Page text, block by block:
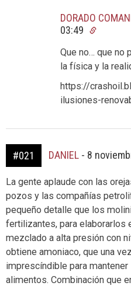
DORADO
03:49
Que no… que no
la física y la
https://
ilusiones-
#021 DANIEL - 8
La gente aplaude con las
pozos y las compañías
pequeño detalle que los
fertilizantes, para elaborarlos
mezclado a alta presión con
obtiene amoniaco, que una
imprescíndible para mantener
alimentos. Combinación que